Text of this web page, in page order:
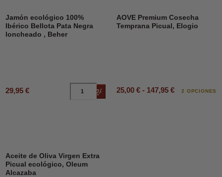
Jamón ecológico 100%
Ibérico Bellota Pata Negra
loncheado , Beher
29,95 € Añadir al carrito
AOVE Premium Cosecha
Temprana Picual, Elogio
25,00 € - 147,95 € 2 OPCIONES
Aceite de Oliva Virgen Extra
Picual ecológico, Oleum
Alcazaba